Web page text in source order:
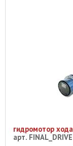
гидромотор
арт. FINAL_DRIVE